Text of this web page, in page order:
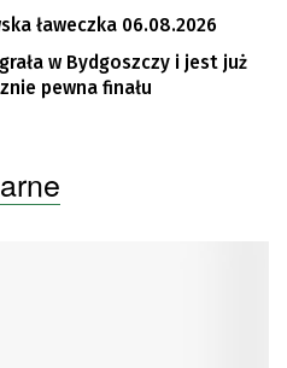
Krystyna
ławeczka 06.08.2026
w Bydgoszczy i jest już
pewna finału